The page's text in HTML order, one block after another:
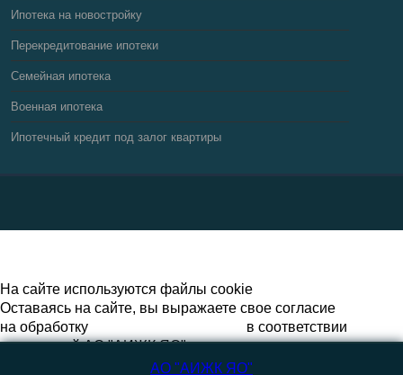
Ипотека на новостройку
Перекредитование ипотеки
Семейная ипотека
Военная ипотека
Ипотечный кредит под залог квартиры
АО "АИЖК ЯО"
На сайте используются файлы cookie
Оставаясь на сайте, вы выражаете свое согласие
на обработку
в соответствии
с политикой АО "АИЖК ЯО" и соглашаетесь сполитикой
обработки файлов cookie